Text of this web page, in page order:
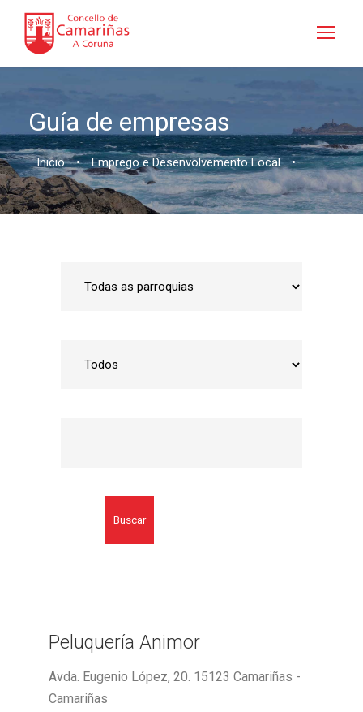
Guía de empresas
Inicio • Emprego e Desenvolvemento Local •
Buscar
Peluquería Animor
Avda. Eugenio López, 20. 15123 Camariñas -
Camariñas